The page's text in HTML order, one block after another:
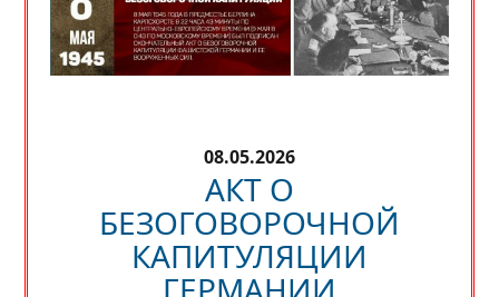
08.05.2026
АКТ О
БЕЗОГОВОРОЧНОЙ
КАПИТУЛЯЦИИ